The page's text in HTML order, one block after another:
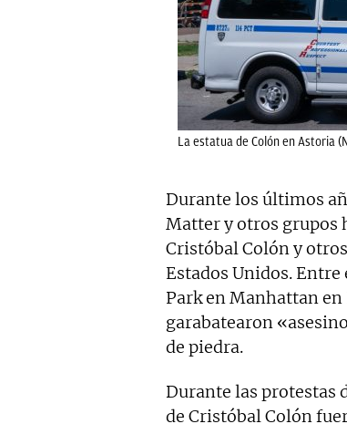
La estatua de Colón en Astoria
Durante los últimos
Matter y otros grupos
Cristóbal Colón y
Estados Unidos.
Park en Manhattan en
garabatearon
de piedra.
Durante las protestas
de Cristóbal Colón